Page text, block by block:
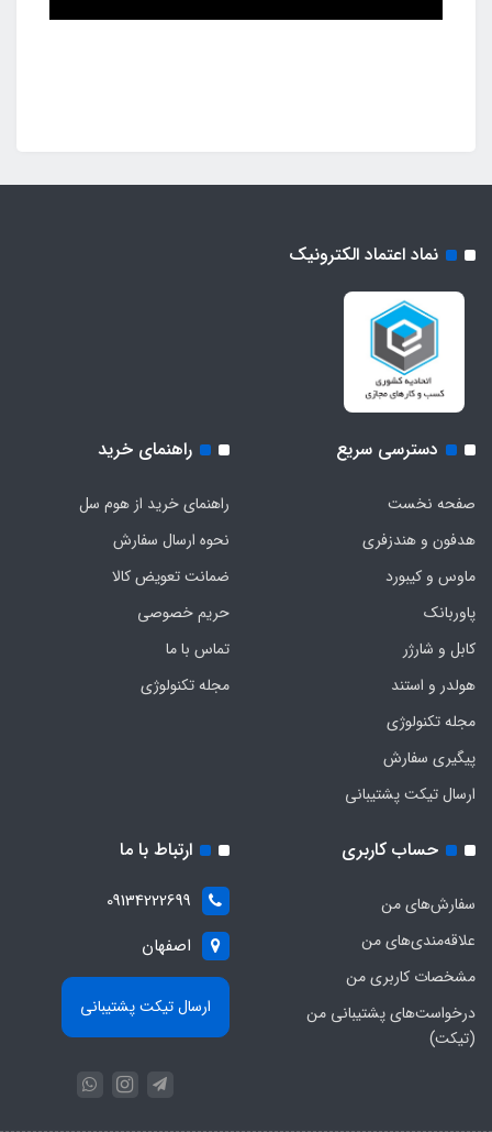
نماد اعتماد الکترونیک
دسترسی سریع
صفحه نخست
هدفون‌ و‌ هندزفری
ماوس و کیبورد
پاوربانک
کابل و شارژر
هولدر و استند
مجله تکنولوژی
پیگیری سفارش
ارسال تیکت پشتیبانی
راهنمای خرید
راهنمای خرید از هوم سل
نحوه ارسال سفارش
ضمانت تعویض کالا
حریم خصوصی
تماس با ما
مجله تکنولوژی
حساب کاربری
سفارش‌های من
علاقه‌مندی‌های من
مشخصات کاربری من
درخواست‌های پشتیبانی من
(تیکت)
ارتباط با ما
09134222699
اصفهان
ارسال تیکت پشتیبانی